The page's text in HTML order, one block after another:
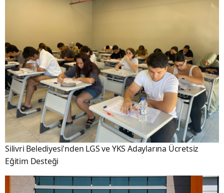
Silivri Belediyesi'nden LGS ve YKS Adaylarına Ücretsiz
Eğitim Desteği